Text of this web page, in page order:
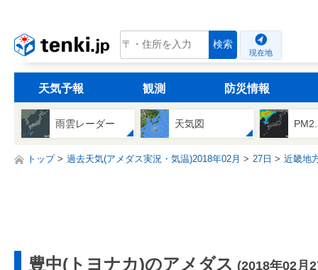
tenki.jp 検索
現在地
天気予報 観測 防災情報
雨雲レーダー 天気図
トップ 過去天気(アメダス実況・気温)2018年02月 27日 近畿地
豊中(トヨナカ)のアメダス (2018年02月